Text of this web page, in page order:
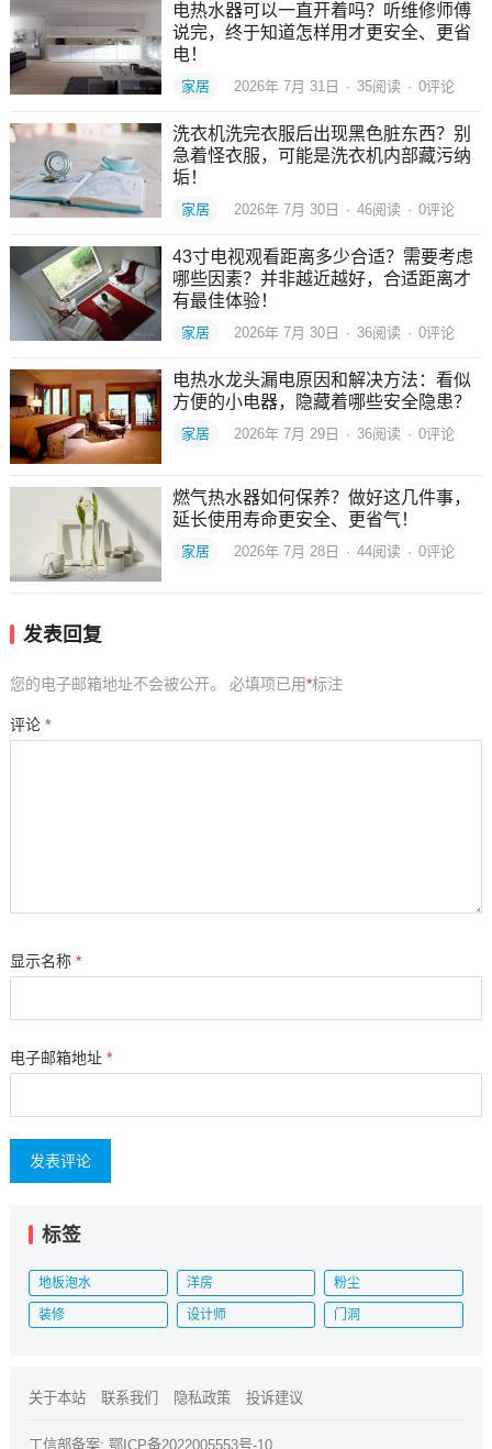
电热水器可以一直开着吗？听维修师傅
说完，终于知道怎样用才更安全、更省
电！
家居 2026年 7月 31日 · 35阅读 · 0评论
洗衣机洗完衣服后出现黑色脏东西？别
急着怪衣服，可能是洗衣机内部藏污纳
垢！
家居 2026年 7月 30日 · 46阅读 · 0评论
43寸电视观看距离多少合适？需要考虑
哪些因素？并非越近越好，合适距离才
有最佳体验！
家居 2026年 7月 30日 · 36阅读 · 0评论
电热水龙头漏电原因和解决方法：看似
方便的小电器，隐藏着哪些安全隐患？
家居 2026年 7月 29日 · 36阅读 · 0评论
燃气热水器如何保养？做好这几件事，
延长使用寿命更安全、更省气！
家居 2026年 7月 28日 · 44阅读 · 0评论
发表回复
您的电子邮箱地址不会被公开。 必填项已用*标注
评论 *
显示名称 *
电子邮箱地址 *
标签
地板泡水 洋房 粉尘
装修 设计师 门洞
关于本站 联系我们 隐私政策 投诉建议
工信部备案: 鄂ICP备2022005553号-10